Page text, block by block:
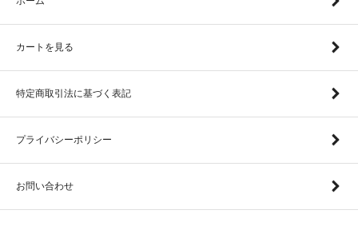
カートを見る
特定商取引法に基づく表記
プライバシーポリシー
お問い合わせ